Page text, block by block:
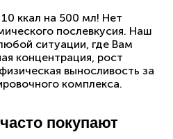
ккал на 500 мл! Нет
послевкусия. Наш
ситуации, где Вам
концентрация, рост
выносливость за
комплекса.
покупают